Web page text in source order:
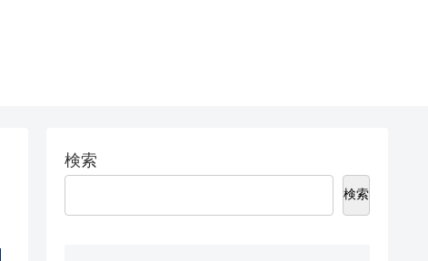
検索
検索